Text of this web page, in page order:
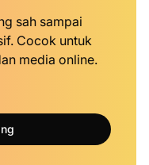
sah sampai
Cocok untuk
media online.